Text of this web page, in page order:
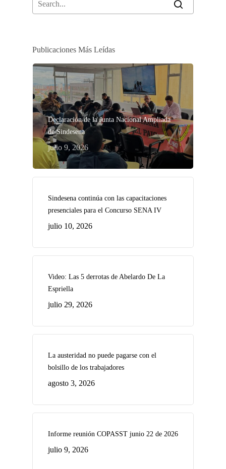
Publicaciones Más Leídas
Declaración de la Junta Nacional Ampliada
de Sindesena
julio 9, 2026
Sindesena continúa con las capacitaciones
presenciales para el Concurso SENA IV
julio 10, 2026
Video: Las 5 derrotas de Abelardo De La
Espriella
julio 29, 2026
La austeridad no puede pagarse con el
bolsillo de los trabajadores
agosto 3, 2026
Informe reunión COPASST junio 22 de 2026
julio 9, 2026